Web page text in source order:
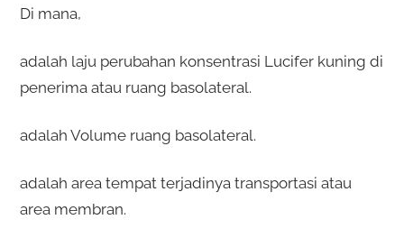
Di mana,
adalah laju perubahan konsentrasi Lucifer kuning di
penerima atau ruang basolateral.
adalah Volume ruang basolateral.
adalah area tempat terjadinya transportasi atau
area membran.